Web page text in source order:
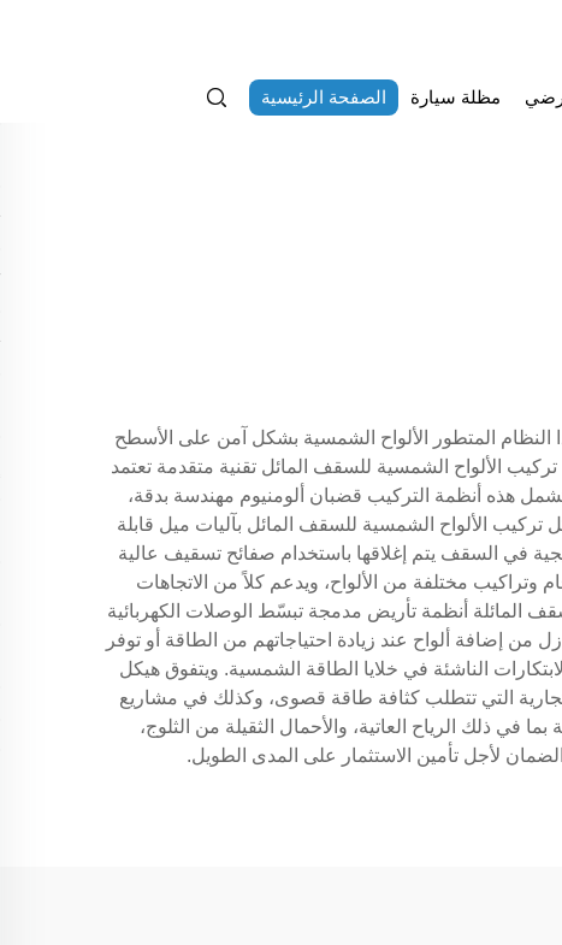
الصفحة الرئيسية مظلة سيارة
النظام المتطور الألواح الشمسية بشكل آمن على الأسطح
يستخدم هيكل تركيب الألواح الشمسية للسقف المائل تقنية متقدمة تعتمد
هذه أنظمة التركيب قضبان ألومنيوم مهندسة بدقة،
تركيب الألواح الشمسية للسقف المائل بآليات ميل قابلة
في السقف يتم إغلاقها باستخدام صفائح تسقيف عالية
مختلفة من الألواح، ويدعم كلاً من الاتجاهات
المائلة أنظمة تأريض مدمجة تبسّط الوصلات الكهربائية
من إضافة ألواح عند زيادة احتياجاتهم من الطاقة أو توفر
الناشئة في خلايا الطاقة الشمسية. ويتفوق هيكل
التي تتطلب كثافة طاقة قصوى، وكذلك في مشاريع
في ذلك الرياح العاتية، والأحمال الثقيلة من الثلوج،
لأجل تأمين الاستثمار على المدى الطويل.